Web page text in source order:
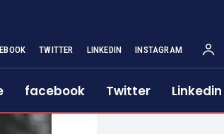
TWITTER LINKEDIN INSTAGRAM
facebook Twitter Linkedin